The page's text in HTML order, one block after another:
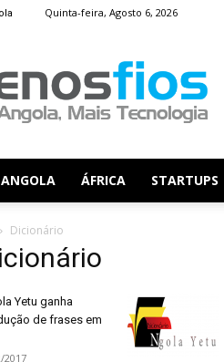
Quinta-feira, Agosto 6, 2026
Fios
ANGOLA ÁFRICA STARTUPS
Dicionário
Yetu ganha
de frases em
2017